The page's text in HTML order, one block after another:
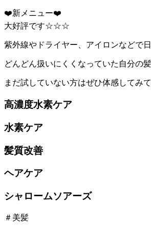
❤️新メニュー❤️
大好評です☆☆☆
紫外線やドライヤー、アイロンなどで
どんどん扱いにくくなっていた自分の
まだ試していない方はぜひ体感してみ
高濃度水素ケア
水素ケア
髪質改善
ヘアケア
シャロームソアーズ
＃美髪